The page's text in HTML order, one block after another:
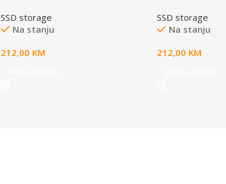
SSD storage
Na stanju
212,00 KM
green
SSD storage
Na stanju
212,00 KM